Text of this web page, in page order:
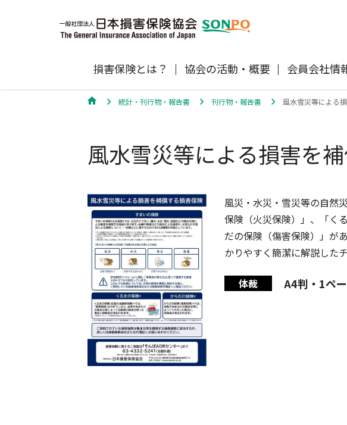
損害保険とは？ 協会の活動・概要 会員会社情
地震保険 傷害
保険
損害保険Q&A
自賠責保険特設サイト
規範、方針、指針・基準、ガイドライ
ン等 採用
損害保険お役立ち情報
自賠責運用益拠出事業について
軽消防自動車・高規格救急自動車
の寄贈を通じた社会貢献活動
保険金の支払状況（第三分野） 会員
会員各社ニュースリリース
医療研修 交通
損害保険代理店試験公式サイト
協会からのお知らせ 協会
自然災害（風災・水災・震災等）の補償に
関するお知らせ 損害保
通報等窓口
統計・刊行物・報告書 刊行物・報告書 風水雪災等による
風水雪災等による損害を
風災・水災・雪災等の自然
保険（火災保険）」、「く
だの保険（傷害保険）」が
かりやすく簡潔に解説したチ
体裁 A4判・1ペ